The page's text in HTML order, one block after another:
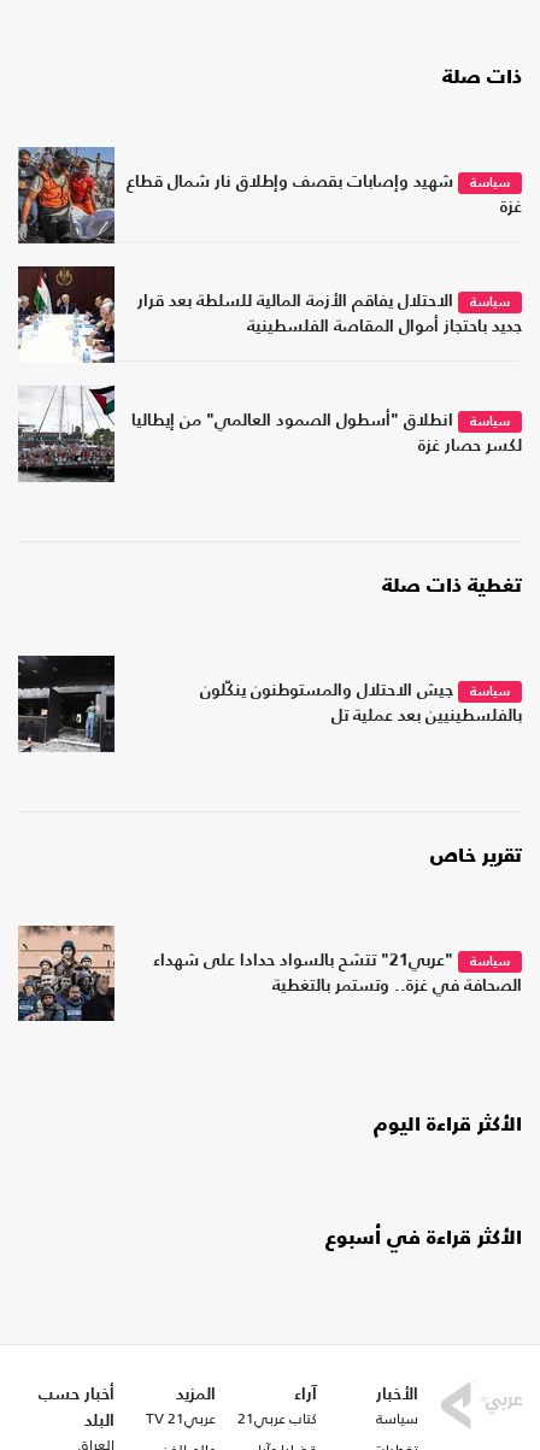
ذات صلة
سياسة
شهيد وإصابات بقصف وإطلاق نار شمال قطاع
غزة
سياسة
الاحتلال يفاقم الأزمة المالية للسلطة بعد قرار
جديد باحتجاز أموال المقاصة الفلسطينية
سياسة
انطلاق "أسطول الصمود العالمي" من إيطاليا
لكسر حصار غزة
تغطية ذات صلة
سياسة
جيش الاحتلال والمستوطنون ينكّلون
بالفلسطينيين بعد عملية تل
تقرير خاص
سياسة
"عربي21" تتشح بالسواد حدادا على شهداء
الصحافة في غزة.. وتستمر بالتغطية
الأكثر قراءة اليوم
الأكثر قراءة في أسبوع
الأخبار
سياسة
آراء
كتاب عربي21
المزيد
عربي21 TV
أخبار حسب
البلد